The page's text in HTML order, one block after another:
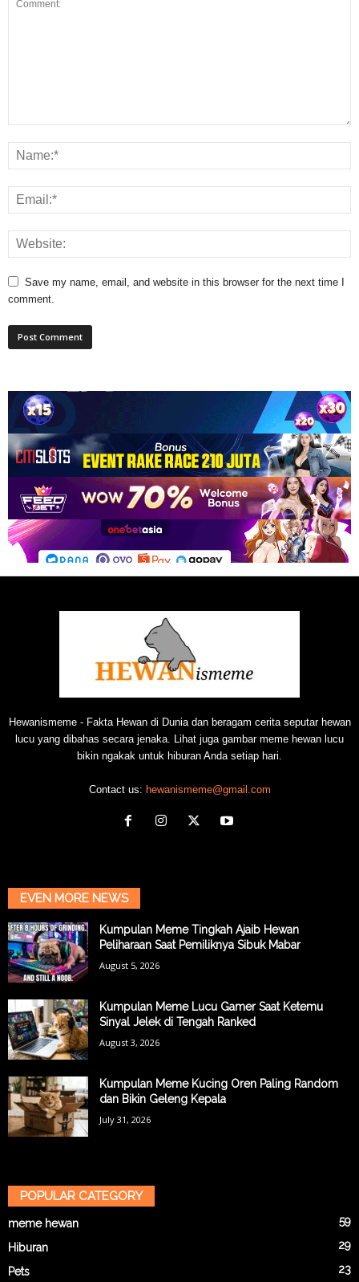
Save my name, email, and website in this browser for the next time I
comment.
Hewanismeme - Fakta Hewan di Dunia dan beragam cerita seputar hewan
lucu yang dibahas secara jenaka. Lihat juga gambar meme hewan lucu
bikin ngakak untuk hiburan Anda setiap hari.
Contact us: hewanismeme@gmail.com
EVEN MORE NEWS
Kumpulan Meme Tingkah Ajaib Hewan
Peliharaan Saat Pemiliknya Sibuk Mabar
August 5, 2026
Kumpulan Meme Lucu Gamer Saat Ketemu
Sinyal Jelek di Tengah Ranked
August 3, 2026
Kumpulan Meme Kucing Oren Paling Random
dan Bikin Geleng Kepala
July 31, 2026
POPULAR CATEGORY
meme hewan 59
Hiburan 29
Pets 23